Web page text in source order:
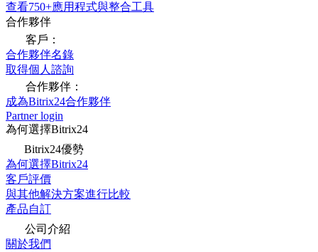
查看750+應用程式與整合工具
合作夥伴
客戶：
合作夥伴名錄
取得個人諮詢
合作夥伴：
成為Bitrix24合作夥伴
Partner login
為何選擇Bitrix24
Bitrix24優勢
為何選擇Bitrix24
客戶評價
與其他解決方案進行比較
產品自訂
公司介紹
關於我們